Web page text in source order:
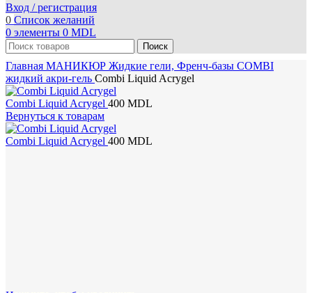
Вход / регистрация
0 Список желаний
0 элементы 0 MDL
Поиск
Главная МАНИКЮР Жидкие гели, Френч-базы COMBI
жидкий акри-гель Combi Liquid Acrygel
Combi Liquid Acrygel 400 MDL
Вернуться к товарам
Combi Liquid Acrygel 400 MDL